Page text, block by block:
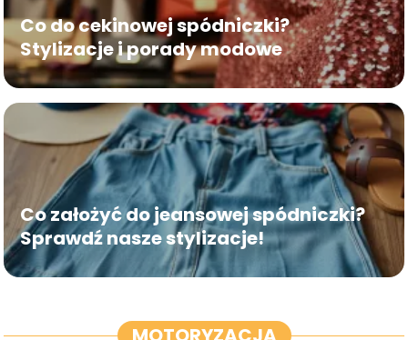
Co do cekinowej spódniczki?
Stylizacje i porady modowe
Co założyć do jeansowej spódniczki?
Sprawdź nasze stylizacje!